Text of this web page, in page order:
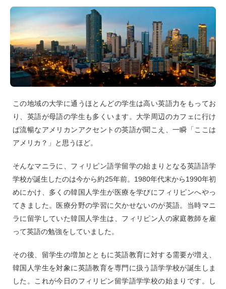
この地域の大学に通うほとんどの学生は高い英語力をもってお
り、英語が母語の学生も多くいます。大学周辺のカフェに行け
ば流暢なアメリカンアクセントの英語が聞こえ、一瞬「ここは
アメリカ？」と思うほど。
そんなマニラに、フィリピン語学留学の始まりとなる英語語学
学校が誕生したのは今から約25年前。1980年代末から1990年初
めにかけ、多くの韓国人学生が医療を学びにフィリピンへやっ
てきました。医療分野の学習に欠かせないのが英語。当時マニ
ラに留学していた韓国人学生は、フィリピン人の家庭教師を雇
って英語の勉強をしていました。
その後、留学生の増加とともに英語教育に対する需要が増え、
韓国人学生を対象に英語教育を専門に扱う語学学校が誕生しま
した。これが今日のフィリピン留学語学学校の始まりです。し